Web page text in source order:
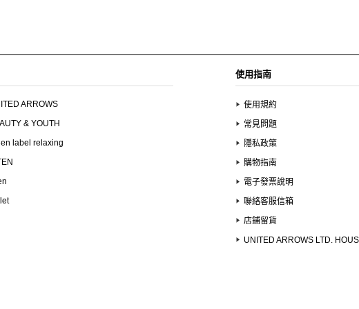
ARROWS
& YOUTH
label relaxing
使用指南
使用規約
常見問題
隱私政策
購物指南
電子發票說明
聯絡客服信箱
店鋪留貨
UNITED ARROWS LTD.